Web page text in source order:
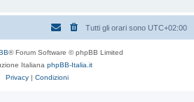
Tutti gli orari sono UTC+02:00
® Forum Software © phpBB Limited
Italiana phpBB-Italia.it
Privacy | Condizioni